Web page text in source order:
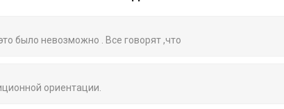
было невозможно . Все говорят ,что
ориентации.